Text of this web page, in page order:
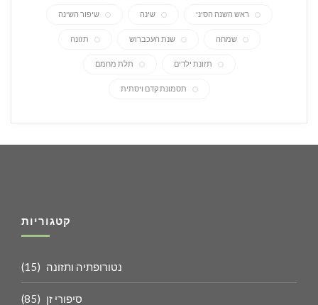
ראש השנה הסיני שינה שיפור השינה
שמחה שנת העכברוש תזונה
תזונת ילדים תלת מחמם
תסמונת קדם ויסתית
קטגוריות
נטורופתיה ותזונה (15)
סיפורי זן (85)